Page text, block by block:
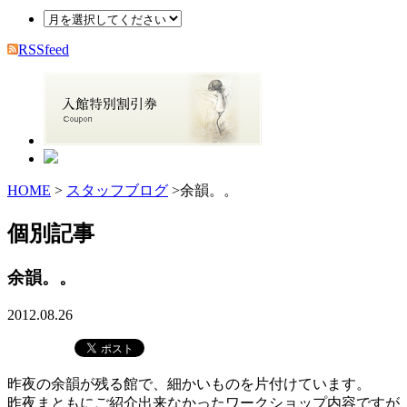
RSSfeed
HOME > スタッフブログ >余韻。。
個別記事
余韻。。
2012.08.26
昨夜の余韻が残る館で、細かいものを片付けています。
昨夜まともにご紹介出来なかったワークショップ内容ですが